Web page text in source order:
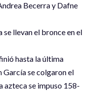
Becerra y Dafne
llevan el bronce en el
hasta la última
García se colgaron el
azteca se impuso 158-